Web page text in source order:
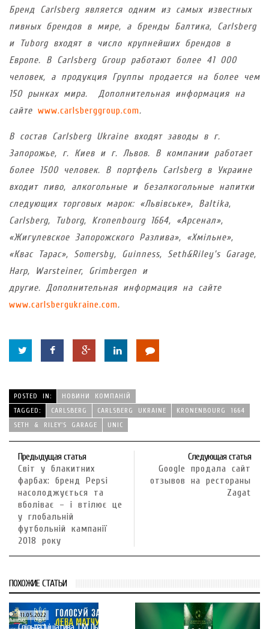
Бренд Carlsberg является одним из самых известных
пивных брендов в мире, а бренды Балтика, Carlsberg
и Tuborg входят в число крупнейших брендов в
Европе. В Carlsberg Group работают более 41 000
человек, а продукция Группы продается на более чем
150 рынках мира. Дополнительная информация на
сайте www.carlsberggroup.com.
В состав Carlsberg Ukraine входят заводы в г.
Запорожье, г. Киев и г. Львов. В компании работает
более 1500 человек. В портфель Carlsberg в Украине
входит пиво, алкогольные и безалкогольные напитки
следующих торговых марок: «Львівське», Baltika,
Carlsberg, Tuborg, Kronenbourg 1664, «Арсенал»,
«Жигулевское Запорожского Разлива», «Хмільне»,
«Квас Тарас», Somersby, Guinness, Seth&Riley’s Garage,
Harp, Warsteiner, Grimbergen и
другие. Дополнительная информация на сайте
www.carlsbergukraine.com.
POSTED IN:
НОВИНИ КОМПАНІЙ
TAGGED:
CARLSBERG CARLSBERG UKRAINE
KRONENBOURG 1664
SETH & RILEY'S GARAGE
UNIC
Предыдущая статья
Cвіт у блакитних
фарбах: бренд Pepsi
насолоджується та
вболіває – і втілює це
у глобальній
футбольній кампанії
2018 року
Следующая статья
Google продала сайт
отзывов на рестораны
Zagat
ПОХОЖИЕ СТАТЬИ
11.05.2022